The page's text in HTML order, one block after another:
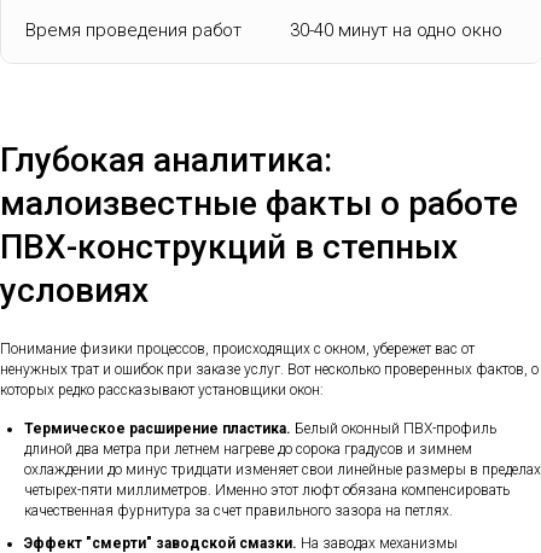
Время проведения работ 30-40 минут на одно окно
Глубокая аналитика:
малоизвестные факты о работе
ПВХ-конструкций в степных
условиях
Понимание физики процессов, происходящих с окном, убережет вас от
ненужных трат и ошибок при заказе услуг. Вот несколько проверенных фактов, о
которых редко рассказывают установщики окон:
Термическое расширение пластика. Белый оконный ПВХ-профиль
длиной два метра при летнем нагреве до сорока градусов и зимнем
охлаждении до минус тридцати изменяет свои линейные размеры в пределах
четырех-пяти миллиметров. Именно этот люфт обязана компенсировать
качественная фурнитура за счет правильного зазора на петлях.
Эффект "смерти" заводской смазки. На заводах механизмы